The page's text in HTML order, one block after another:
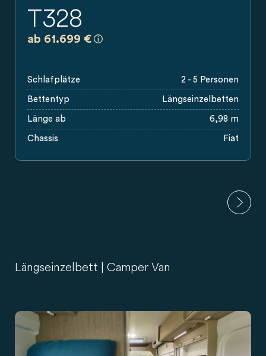
T328
ab 61.699 €
Schlafplätze 2 - 5 Personen
Bettentyp Längseinzelbetten
Länge ab 6,98 m
Chassis Fiat
Längseinzelbett | Camper Van